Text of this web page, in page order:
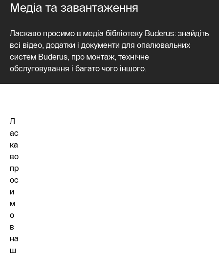
Медіа та завантаження
Ласкаво просимо в медіа бібліотеку Buderus: знайдіть
всі відео, додатки і документи для опалювальних
систем Buderus, про монтаж, технічне
обслуговування і багато чого іншого.
Л
ас
ка
во
пр
ос
и
м
о
в
на
ш